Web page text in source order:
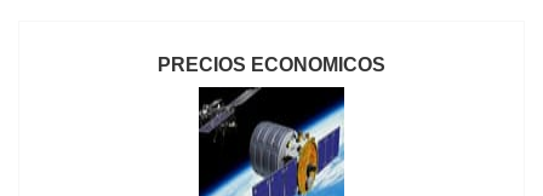
PRECIOS ECONOMICOS